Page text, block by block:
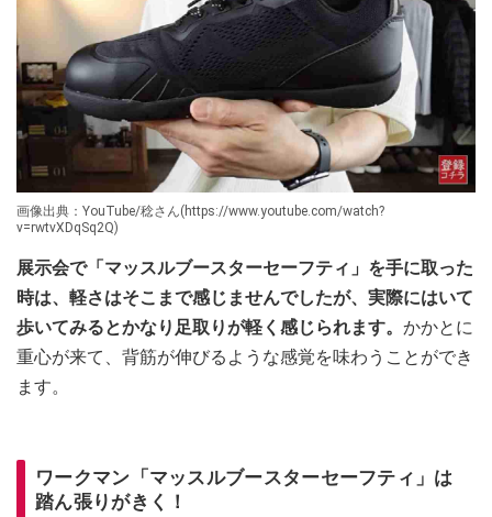
画像出典：YouTube/稔さん(https://www.youtube.com/watch?
v=rwtvXDqSq2Q)
展示会で「マッスルブースターセーフティ」を手に取った
時は、軽さはそこまで感じませんでしたが、実際にはいて
歩いてみるとかなり足取りが軽く感じられます。 かかとに
重心が来て、背筋が伸びるような感覚を味わうことができ
ます。
ワークマン「マッスルブースターセーフティ」は
踏ん張りがきく！